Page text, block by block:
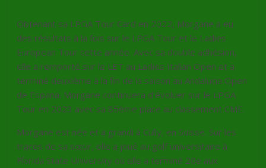
Obtenant sa LPGA Tour Card en 2022, Morgane a eu
des résultats à la fois sur le LPGA Tour et le Ladies
European Tour cette année. Avec sa double adhésion,
elle a remporté sur le LET au Ladies Italian Open et a
terminé deuxième à la fin de la saison au Andalucia Open
de Espana. Morgane continuera d’évoluer sur le LPGA
Tour en 2023 avec sa 85ème place au classement CME.
Morgane est née et a grandi à Cully, en Suisse. Sur les
traces de sa sœur, elle a joué au golf universitaire à
Florida State University où elle a terminé 20e aux